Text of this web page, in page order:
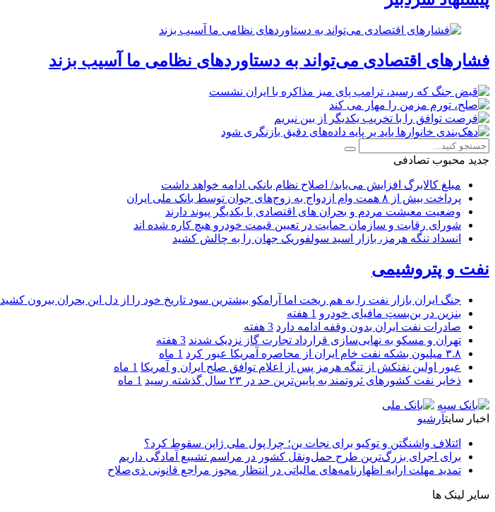
فشارهای اقتصادی می‌تواند به دستاوردهای نظامی ما آسیب بزند
جدید محبوب تصادفی
مبلغ کالابرگ افزایش می‌یابد/ اصلاح نظام بانکی ادامه خواهد داشت
پرداخت بیش از ۸ همت وام ازدواج به زوج‌های جوان توسط بانک ملی ایران
وضعیت معیشت مردم و بحران های اقتصادی با یکدیگر پیوند دارند
شورای رقابت و سازمان حمایت در تعیین قیمت خودرو هیچ کاره شده اند
انسداد تنگه هرمز، بازار اسید سولفوریک جهان را به چالش کشید
نفت و پتروشیمی
جنگ ایران بازار نفت را به هم ریخت اما آرامکو بیشترین سود تاریخ خود را از دل این بحران بیرون کشید
بنزین در بن‌بستِ مافیای خودرو 1 هفته
صادرات نفت ایران بدون وقفه ادامه دارد 3 هفته
تهران و مسکو به نهایی‌سازی قرارداد تجارت گاز نزدیک شدند 3 هفته
۳.۸ میلیون بشکه نفت خام ایران از محاصره آمریکا عبور کرد
1 ماه
عبور اولین نفتکش از تنگه هرمز پس از اعلام توافق صلح ایران و آمریکا 1 ماه
ذخایر نفت کشورهای ثروتمند به پایین‌ترین حد در ۲۳ سال گذشته رسید
1 ماه
اخبار سایتآرشیو
ائتلاف واشنگتن و توکیو برای نجات ین؛ چرا پول ملی ژاپن سقوط کرد؟
برای اجرای بزرگ‌ترین طرح حمل‌ونقل کشور در مراسم تشییع آمادگی داریم
تمدید مهلت ارایه اظهارنامه‌های مالیاتی در انتظار مجوز مراجع قانونی ذی‌‏صلاح
سایر لینک ها